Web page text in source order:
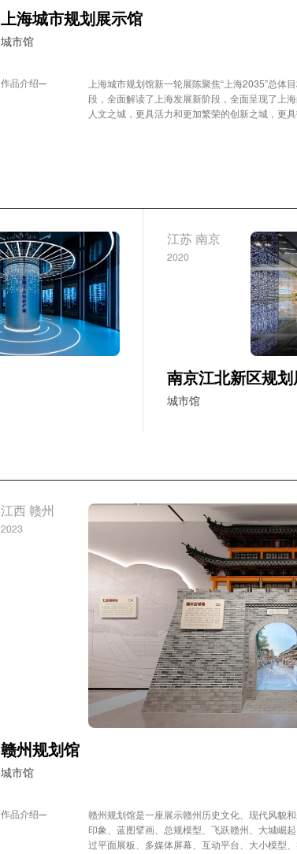
上海城市规划展示馆
城市馆
作品介绍
上海城市规划馆新一轮展陈聚焦“上海2035”总体
段，全面解读了上海发展新阶段，全面呈现了上
人文之城，更具活力和更加繁荣的创新之城，更
江苏 南京
2020
南京江北新区规
城市馆
江西 赣州
2023
赣州规划馆
城市馆
作品介绍
赣州规划馆是一座展示赣州历史文化、现代风貌
印象、蓝图擘画、总规模型、飞跃赣州、大城崛
过平面展板、多媒体屏幕、互动平台、大小模型